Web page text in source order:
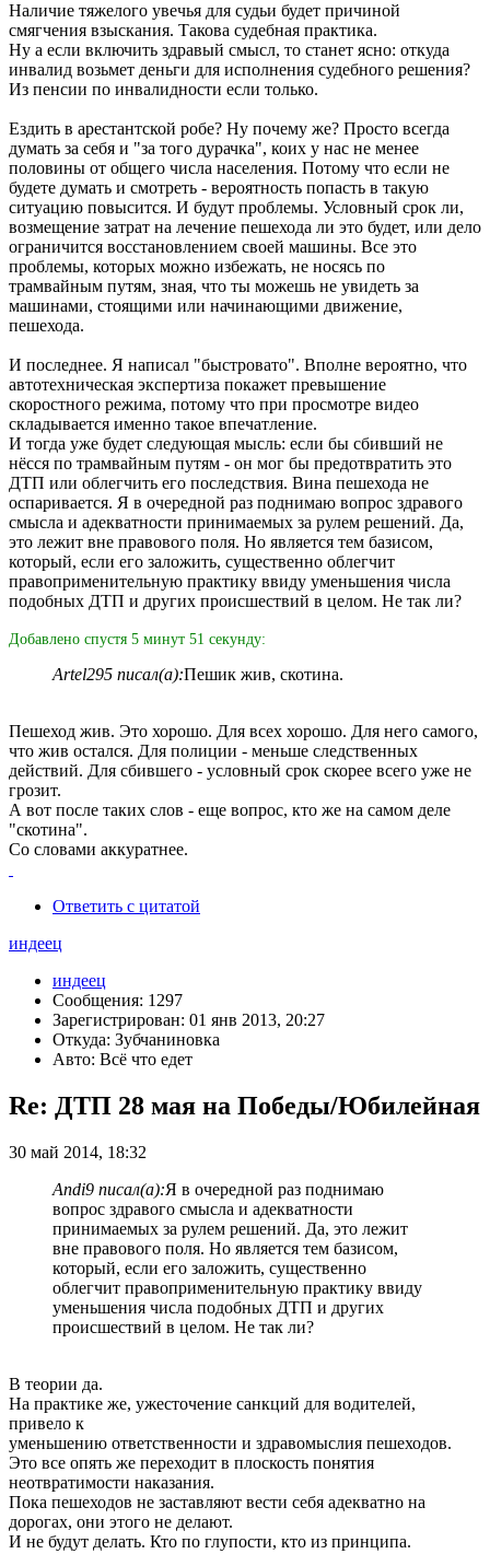
Наличие тяжелого увечья для судьи будет причиной
смягчения взыскания. Такова судебная практика.
Ну а если включить здравый смысл, то станет ясно: откуда
инвалид возьмет деньги для исполнения судебного решения?
Из пенсии по инвалидности если только.
Ездить в арестантской робе? Ну почему же? Просто всегда
думать за себя и "за того дурачка", коих у нас не менее
половины от общего числа населения. Потому что если не
будете думать и смотреть - вероятность попасть в такую
ситуацию повысится. И будут проблемы. Условный срок ли,
возмещение затрат на лечение пешехода ли это будет, или дело
ограничится восстановлением своей машины. Все это
проблемы, которых можно избежать, не носясь по
трамвайным путям, зная, что ты можешь не увидеть за
машинами, стоящими или начинающими движение,
пешехода.
И последнее. Я написал "быстровато". Вполне вероятно, что
автотехническая экспертиза покажет превышение
скоростного режима, потому что при просмотре видео
складывается именно такое впечатление.
И тогда уже будет следующая мысль: если бы сбивший не
нёсся по трамвайным путям - он мог бы предотвратить это
ДТП или облегчить его последствия. Вина пешехода не
оспаривается. Я в очередной раз поднимаю вопрос здравого
смысла и адекватности принимаемых за рулем решений. Да,
это лежит вне правового поля. Но является тем базисом,
который, если его заложить, существенно облегчит
правоприменительную практику ввиду уменьшения числа
подобных ДТП и других происшествий в целом. Не так ли?
Добавлено спустя 5 минут 51 секунду:
Artel295 писал(а):Пешик жив, скотина.
Пешеход жив. Это хорошо. Для всех хорошо. Для него самого,
что жив остался. Для полиции - меньше следственных
действий. Для сбившего - условный срок скорее всего уже не
грозит.
А вот после таких слов - еще вопрос, кто же на самом деле
"скотина".
Со словами аккуратнее.
Ответить с цитатой
индеец
индеец
Сообщения: 1297
Зарегистрирован: 01 янв 2013, 20:27
Откуда: Зубчаниновка
Авто: Всё что едет
Re: ДТП 28 мая на Победы/Юбилейная
30 май 2014, 18:32
Andi9 писал(а):Я в очередной раз поднимаю
вопрос здравого смысла и адекватности
принимаемых за рулем решений. Да, это лежит
вне правового поля. Но является тем базисом,
который, если его заложить, существенно
облегчит правоприменительную практику ввиду
уменьшения числа подобных ДТП и других
происшествий в целом. Не так ли?
В теории да.
На практике же, ужесточение санкций для водителей,
привело к
уменьшению ответственности и здравомыслия пешеходов.
Это все опять же переходит в плоскость понятия
неотвратимости наказания.
Пока пешеходов не заставляют вести себя адекватно на
дорогах, они этого не делают.
И не будут делать. Кто по глупости, кто из принципа.